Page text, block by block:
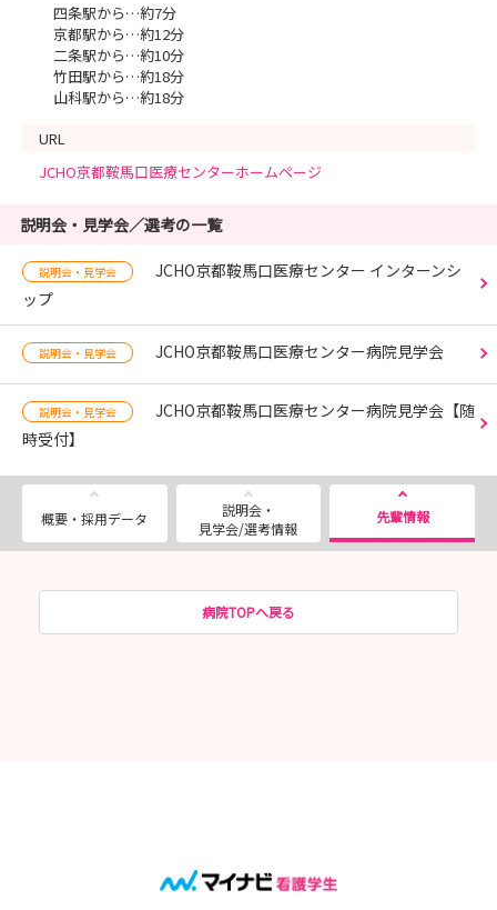
四条駅から…約7分
京都駅から…約12分
二条駅から…約10分
竹田駅から…約18分
山科駅から…約18分
URL
JCHO京都鞍馬口医療センターホームページ
説明会・見学会／選考の一覧
説明会・見学会
JCHO京都鞍馬口医療センター インターンシ
ップ
説明会・見学会 JCHO京都鞍馬口医療センター病院見学会
説明会・見学会
JCHO京都鞍馬口医療センター病院見学会【随
時受付】
概要・採用データ
説明会・
見学会/選考情報
先輩情報
病院TOPへ戻る